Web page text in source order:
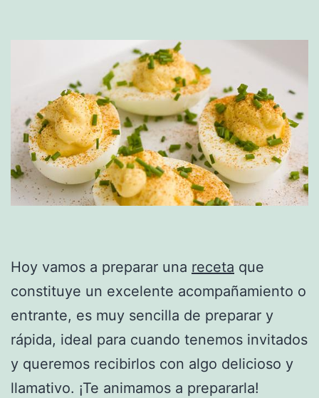
Hoy vamos a preparar una receta que
constituye un excelente acompañamiento o
entrante, es muy sencilla de preparar y
rápida, ideal para cuando tenemos invitados
y queremos recibirlos con algo delicioso y
llamativo. ¡Te animamos a prepararla!